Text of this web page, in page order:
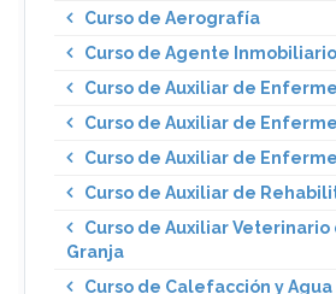
Curso de Aerografía
Curso de Agente Inmobiliario
Curso de Auxiliar de
Curso de Auxiliar de
Curso de Auxiliar de
Curso de Auxiliar de
Curso de Auxiliar
Granja
Curso de Calefacción y